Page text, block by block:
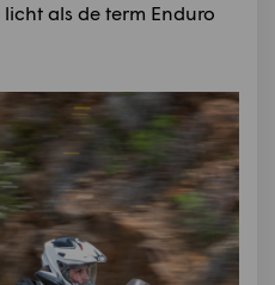
als de term Enduro